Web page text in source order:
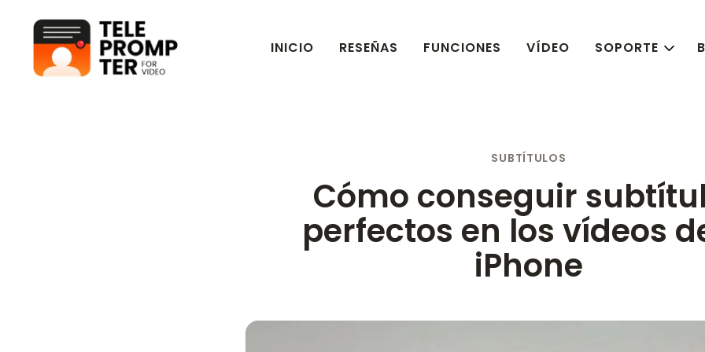
Teleprompter para video INICIO RESEÑAS FUNCIONES VÍDEO SOPORTE
SUBTÍTULOS
Cómo conseguir
perfectos en los vídeos
iPhone